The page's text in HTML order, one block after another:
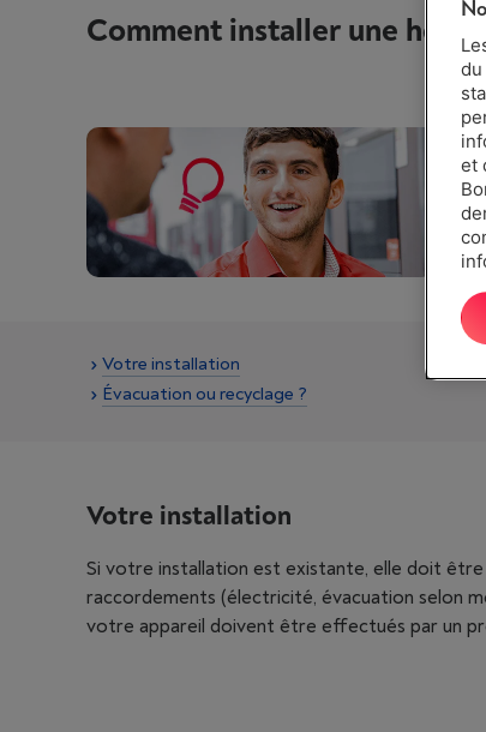
Comment installer une hotte
Votre installation
Évacuation ou recyclage ?
Votre installation
Si votre installation est existante, elle doit être
raccordements (électricité, évacuation selon
votre appareil doivent être effectués par un
et